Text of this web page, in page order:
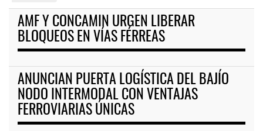
AMF Y CONCAMIN URGEN LIBERAR
BLOQUEOS EN VÍAS FÉRREAS
ANUNCIAN PUERTA LOGÍSTICA DEL BAJÍO
NODO INTERMODAL CON VENTAJAS
FERROVIARIAS ÚNICAS